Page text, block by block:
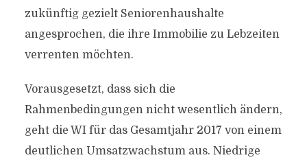
zukünftig gezielt Seniorenhaushalte
angesprochen, die ihre Immobilie zu Lebzeiten
verrenten möchten.
Vorausgesetzt, dass sich die
Rahmenbedingungen nicht wesentlich ändern,
geht die WI für das Gesamtjahr 2017 von einem
deutlichen Umsatzwachstum aus. Niedrige